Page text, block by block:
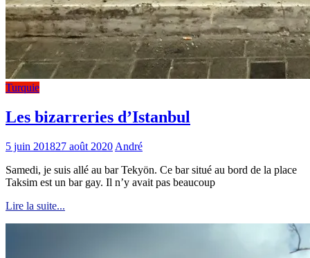
Turquie
Les bizarreries d’Istanbul
5 juin 201827 août 2020 André
Samedi, je suis allé au bar Tekyön. Ce bar situé au bord de la place
Taksim est un bar gay. Il n’y avait pas beaucoup
Lire la suite...